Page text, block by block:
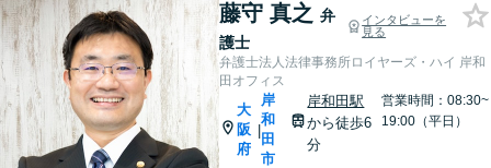
藤守 真之 弁
護士
インタビューを
見る
弁護士法人法律事務所ロイヤーズ・ハイ 岸和
田オフィス
大
阪
府
|
岸
和
田
市
岸和田駅
から徒歩6
分
営業時間：08:30~
19:00（平日）